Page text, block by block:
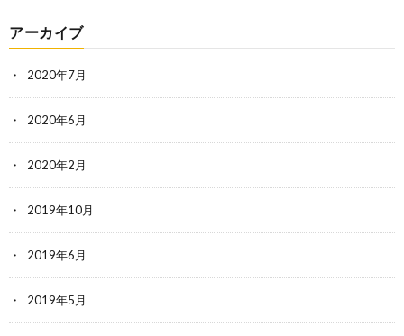
アーカイブ
2020年7月
2020年6月
2020年2月
2019年10月
2019年6月
2019年5月